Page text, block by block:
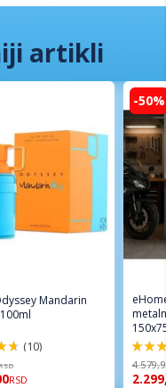
artikli
Mandarin
100ml
(10)
RSD
-50%
96%